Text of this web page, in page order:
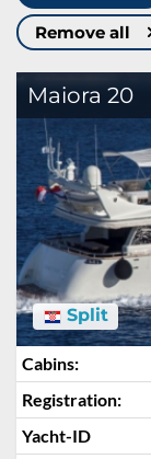
Remove all
Maiora 20
Split
Cabins:
Registration:
Yacht-ID